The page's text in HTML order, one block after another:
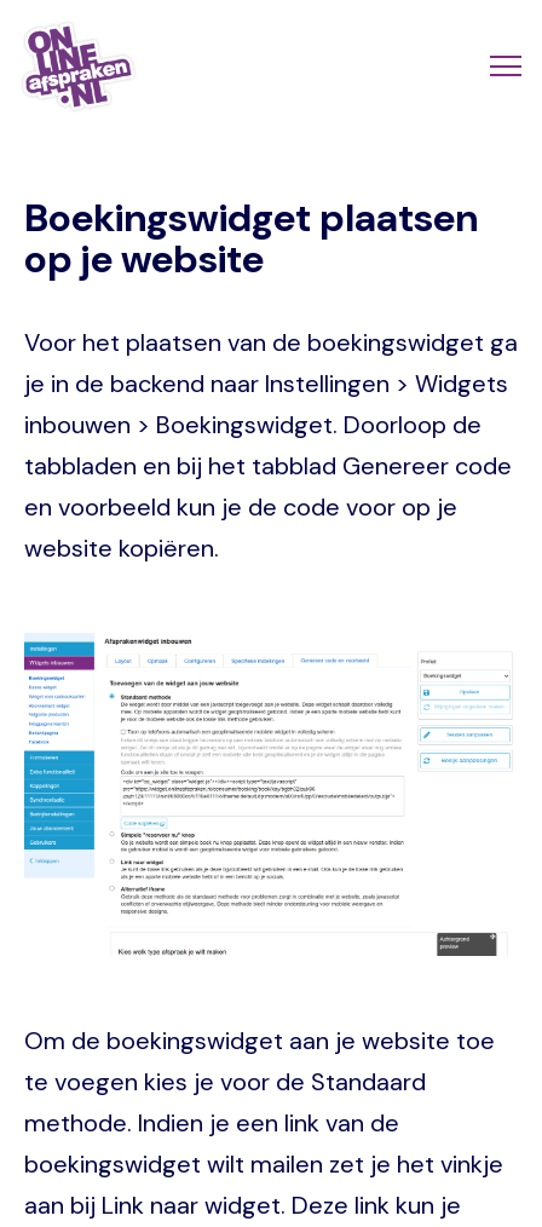
Naar
hoofdinhoud
Boekingswidget plaatsen
op je website
Voor het plaatsen van de boekingswidget ga
je in de backend naar Instellingen > Widgets
inbouwen > Boekingswidget. Doorloop de
tabbladen en bij het tabblad Genereer code
en voorbeeld kun je de code voor op je
website kopiëren.
Image
Om de boekingswidget aan je website toe
te voegen kies je voor de Standaard
methode. Indien je een link van de
boekingswidget wilt mailen zet je het vinkje
aan bij Link naar widget. Deze link kun je